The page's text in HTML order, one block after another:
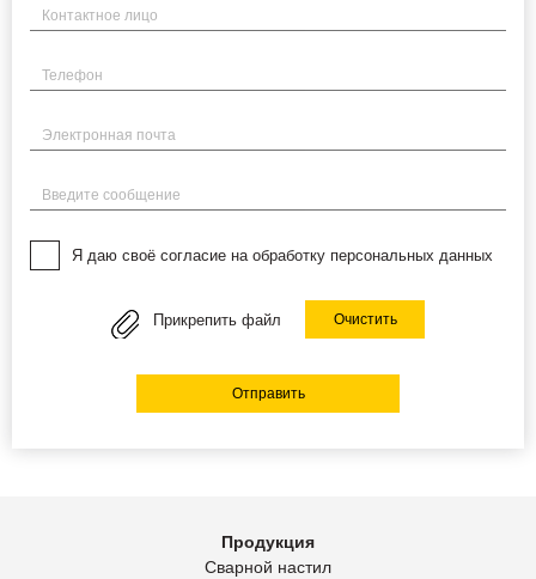
Имя
Телефон
Электронная почта
Введите сообщение
Я даю своё согласие на обработку персональных данных
Прикрепить файл Очистить
Отправить
Продукция
Сварной настил